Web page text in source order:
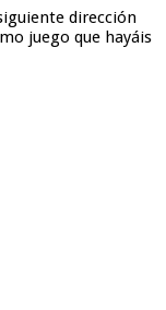
dirección
juego que hayáis